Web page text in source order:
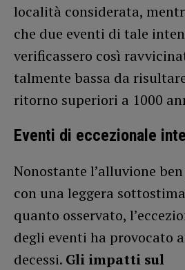
località considerata,
che due eventi di tale
verificassero così
talmente bassa da
ritorno superiori a 1000
Eventi di eccezionale
Nonostante l’alluvione
con una leggera
quanto osservato,
degli eventi ha provocato
decessi. Gli impatti sul